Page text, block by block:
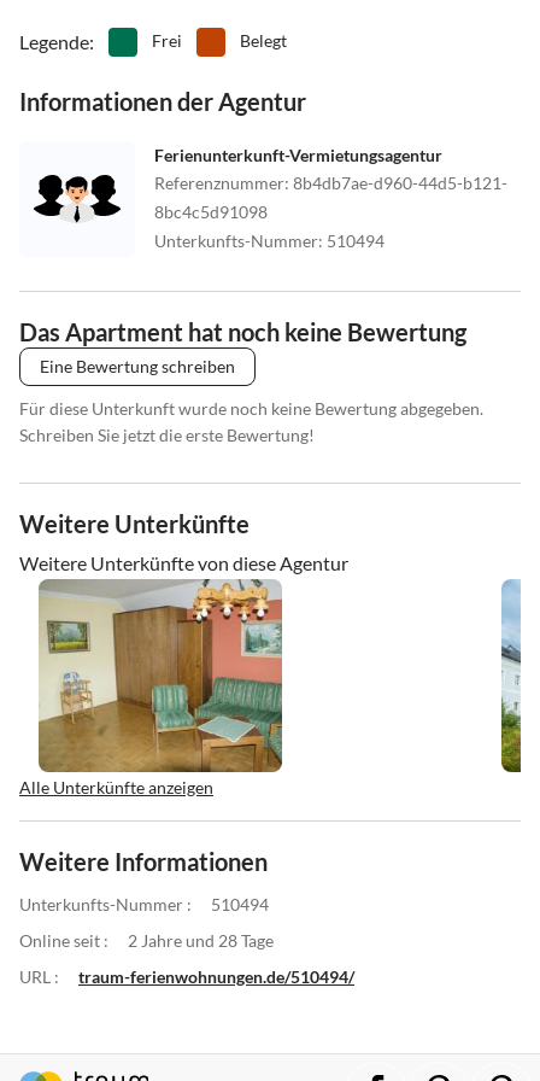
Legende: Frei Belegt
Informationen der Agentur
Ferienunterkunft-Vermietungsagentur
Referenznummer: 8b4db7ae-d960-44d5-b121-
8bc4c5d91098
Unterkunfts-Nummer: 510494
Das Apartment hat noch keine Bewertung
Eine Bewertung schreiben
Für diese Unterkunft wurde noch keine Bewertung abgegeben.
Schreiben Sie jetzt die erste Bewertung!
Weitere Unterkünfte
Weitere Unterkünfte von diese Agentur
Alle Unterkünfte anzeigen
Weitere Informationen
Unterkunfts-Nummer :
510494
Online seit :
2 Jahre und 28 Tage
URL :
traum-ferienwohnungen.de/510494/